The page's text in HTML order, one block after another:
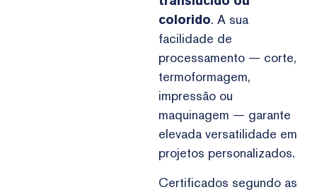
colorido. A sua
facilidade de
processamento — corte,
termoformagem,
impressão ou
maquinagem — garante
elevada versatilidade em
projetos personalizados.
Certificados segundo as